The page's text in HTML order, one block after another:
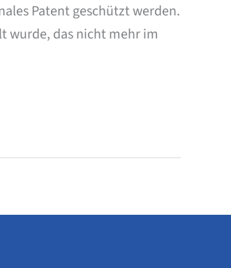
Patent geschützt werden.
wurde, das nicht mehr im